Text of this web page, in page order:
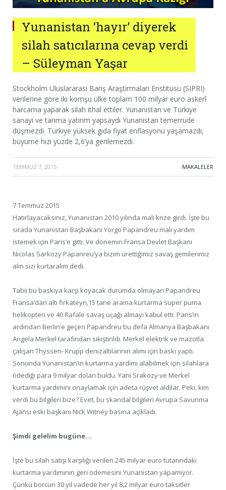
Yunanistan ‘hayır’ diyerek
silah satıcılarına cevap verdi
– Süleyman Yaşar
Stockholm Uluslararası Barış Araştırmaları Enstitüsü (SIPRI)
verilerine göre iki komşu ülke toplam 100 milyar euro askerî
harcama yaparak silah ithal ettiler. Yunanistan ve Türkiye
sanayi ve tarıma yatırım yapsaydı Yunanistan temerrüde
düşmezdi. Türkiye yüksek gıda fiyat enflasyonu yaşamazdı,
büyüme hızı yüzde 2,6’ya gerilemezdi.
TEMMUZ 7, 2015 · MAKALELER
7 Temmuz 2015
Hatırlayacaksınız, Yunanistan 2010 yılında mali krize girdi. İşte bu
sırada Yunanistan Başbakanı Yorgo Papandreu mali yardım
istemek için Paris’e gitti. Ve dönemin Fransa Devlet Başkanı
Nicolas Sarkozy Papanreu’ya bizim ürettiğimiz savaş gemilerimiz
alın sizi kurtaralım dedi.
Tabii bu baskıya karşı koyacak durumda olmayan Papandreu
Fransa’dan altı firkateyn,15 tane arama kurtarma süper puma
helikopteri ve 40 Rafale savaş uçağı almayı kabul etti. Paris’in
ardından Berlin’e geçen Papandreu bu defa Almanya Başbakanı
Angela Merkel tarafından sıkıştırıldı. Merkel elektrik ve mazotla
çalışan Thyssen- Krupp denizaltılarının alımı için baskı yaptı.
Sonunda Yunanistan’ın kurtarma yardımı alabilmek için silahlara
ödediği para 9 milyar doları buldu. Yani Srakozy ve Merkel
kurtarma yardımını onaylamak için adeta rüşvet aldılar. Peki, kim
verdi bu bilgileri bize? Evet, bu skandal bilgileri Avrupa Savunma
Ajansı eski başkanı Nick Witney basına açıkladı.
Şimdi gelelim bugüne…
İşte bu silah satışı karşılığı verilen 245 milyar euro tutarındaki
kurtarma yardımının geri ödemesini Yunanistan yapamıyor.
Çünkü borcun 30 yıl vadede her yıl 8,2 milyar euro taksitler